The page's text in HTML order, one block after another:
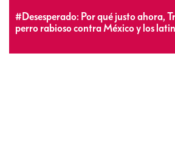
#Desesperado: Por qué justo ahora,
perro rabioso contra México y los